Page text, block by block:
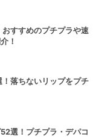
すすめのプチプラや速
！
落ちないリップをプチ
選！プチプラ・デパコ